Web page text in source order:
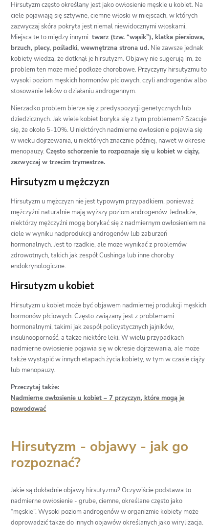
Hirsutyzm często określany jest jako owłosienie męskie u kobiet. Na
ciele pojawiają się sztywne, ciemne włoski w miejscach, w których
zazwyczaj skóra pokryta jest niemal niewidocznymi włoskami.
Miejsca te to między innymi: twarz (tzw. “wąsik”), klatka piersiowa,
brzuch, plecy, pośladki, wewnętrzna strona ud. Nie zawsze jednak
kobiety wiedzą, że dotknął je hirsutyzm. Objawy nie sugerują im, że
problem ten może mieć podłoże chorobowe. Przyczyny hirsutyzmu to
wysoki poziom męskich hormonów płciowych, czyli androgenów albo
stosowanie leków o działaniu androgennym.
Nierzadko problem bierze się z predyspozycji genetycznych lub
dziedzicznych. Jak wiele kobiet boryka się z tym problemem? Szacuje
się, że około 5-10%. U niektórych nadmierne owłosienie pojawia się
w wieku dojrzewania, u niektórych znacznie później, nawet w okresie
menopauzy.Często schorzenie to rozpoznaje się u kobiet w ciąży,
zazwyczaj w trzecim trymestrze.
Hirsutyzm u mężczyzn
Hirsutyzm u mężczyzn nie jest typowym przypadkiem, ponieważ
mężczyźni naturalnie mają wyższy poziom androgenów. Jednakże,
niektórzy mężczyźni mogą borykać się z nadmiernym owłosieniem na
ciele w wyniku nadprodukcji androgenów lub zaburzeń
hormonalnych. Jest to rzadkie, ale może wynikać z problemów
zdrowotnych, takich jak zespół Cushinga lub inne choroby
endokrynologiczne.
Hirsutyzm u kobiet
Hirsutyzm u kobiet może być objawem nadmiernej produkcji męskich
hormonów płciowych. Często związany jest z problemami
hormonalnymi, takimi jak zespół policystycznych jajników,
insulinooporność, a także niektóre leki. W wielu przypadkach
nadmierne owłosienie pojawia się w okresie dojrzewania, ale może
także wystąpić w innych etapach życia kobiety, w tym w czasie ciąży
lub menopauzy.
Przeczytaj także:
Nadmierne owłosienie u kobiet – 7 przyczyn, które mogą je
powodować
Hirsutyzm - objawy - jak go
rozpoznać?
Jakie są dokładnie objawy hirsutyzmu? Oczywiście podstawa to
nadmierne owłosienie - grube, ciemne, określane często jako
“męskie”. Wysoki poziom androgenów w organizmie kobiety może
doprowadzić także do innych objawów określanych jako wirylizacja.